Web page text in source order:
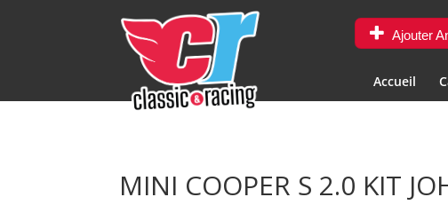
Ajouter
Accueil
MINI COOPER S 2.0 KIT